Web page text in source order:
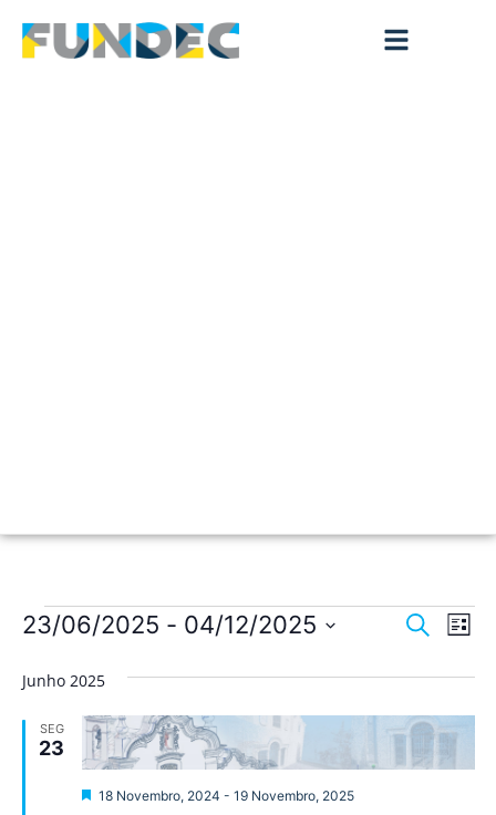
de
e
Pesquisar
de
Lista
23/06/2025 - 04/12/2025
data.
Junho 2025
SEG
23
Destaque
18 Novembro, 2024 - 19 Novembro, 2025